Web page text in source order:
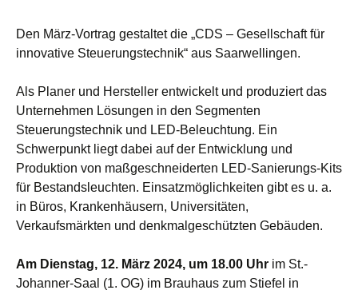
Den März-Vortrag gestaltet die „CDS – Gesellschaft für
innovative Steuerungstechnik“ aus Saarwellingen.
Als Planer und Hersteller entwickelt und produziert das
Unternehmen Lösungen in den Segmenten
Steuerungstechnik und LED-Beleuchtung. Ein
Schwerpunkt liegt dabei auf der Entwicklung und
Produktion von maßgeschneiderten LED-Sanierungs-Kits
für Bestandsleuchten. Einsatzmöglichkeiten gibt es u. a.
in Büros, Krankenhäusern, Universitäten,
Verkaufsmärkten und denkmalgeschützten Gebäuden.
Am Dienstag, 12. März 2024, um 18.00 Uhr im St.-
Johanner-Saal (1. OG) im Brauhaus zum Stiefel in